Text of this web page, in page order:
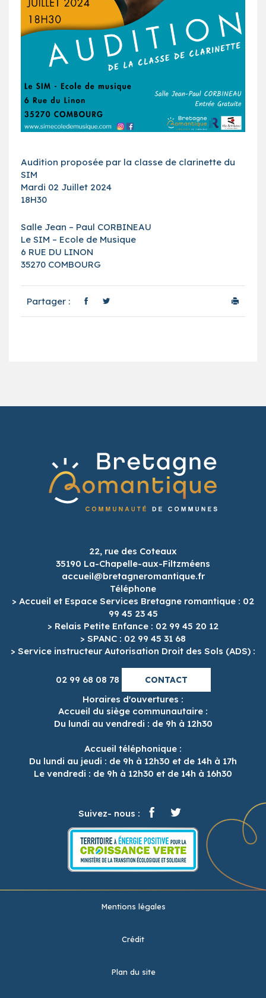
Audition proposée par la classe de clarinette du
SIM
Mardi 02 Juillet 2024
18H30
Salle Jean – Paul CORBINEAU
Le SIM – Ecole de Musique
6 RUE DU LINON
35270 COMBOURG
Partager :
22, rue des Coteaux
35190 La-Chapelle-aux-Filtzméens
accueil@bretagneromantique.fr
Téléphone
> Accueil et Espace Services Bretagne romantique : 02
99 45 23 45
> Relais Petite Enfance : 02 99 45 20 12
> SPANC : 02 99 45 31 68
> Service instructeur Autorisation Droit des Sols (ADS) :
02 99 68 08 78 CONTACT
Horaires d'ouvertures :
Accueil du siège communautaire :
Du lundi au vendredi : de 9h à 12h30
Accueil téléphonique :
Du lundi au jeudi : de 9h à 12h30 et de 14h à 17h
Le vendredi : de 9h à 12h30 et de 14h à 16h30
Suivez- nous :
Mentions légales
Crédit
Plan du site